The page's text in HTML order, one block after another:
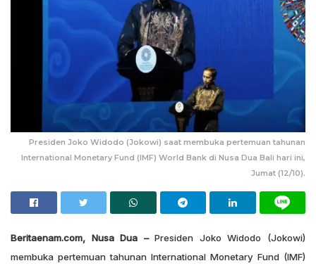
Presiden Joko Widodo (Jokowi) saat membuka pertemuan tahunan
International Monetary Fund (IMF) World Bank di Nusa Dua Bali hari ini,
Jumat (12/10).
Beritaenam.com, Nusa Dua –Presiden Joko Widodo (Jokowi)
membuka pertemuan tahunan International Monetary Fund (IMF)